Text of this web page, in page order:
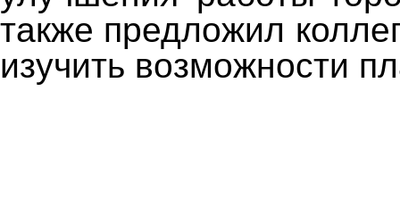
также предложил
изучить возможности